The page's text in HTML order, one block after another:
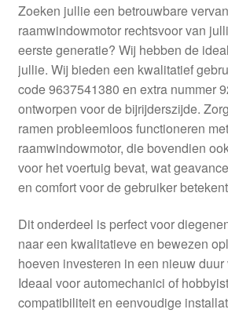
Zoeken jullie een betrouwbare
raamwindowmotor rechtsvoor van
eerste generatie? Wij hebben de
jullie. Wij bieden een kwalitatief
code 9637541380 en extra nummer
ontworpen voor de bijrijderszijde.
ramen probleemloos functioneren
raamwindowmotor, die bovendien
voor het voertuig bevat, wat
en comfort voor de gebruiker
Dit onderdeel is perfect voor
naar een kwalitatieve en bewezen
hoeven investeren in een nieuw
Ideaal voor automechanici of
compatibiliteit en eenvoudige